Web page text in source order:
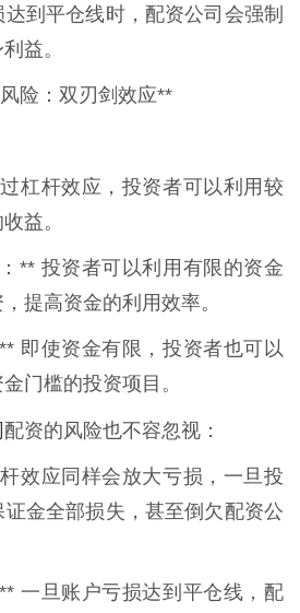
到平仓线时，配资公司会强制
益。
险：双刃剑效应**
杠杆效应，投资者可以利用较
益。
** 投资者可以利用有限的资金
提高资金的利用效率。
即使资金有限，投资者也可以
门槛的投资项目。
配资的风险也不容忽视：
效应同样会放大亏损，一旦投
金全部损失，甚至倒欠配资公
一旦账户亏损达到平仓线，配